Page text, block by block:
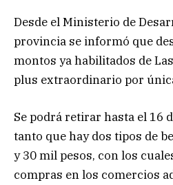
Desde el Ministerio de
provincia se informó que
montos ya habilitados de
plus extraordinario por
Se podrá retirar hasta el 16
tanto que hay dos tipos de
y 30 mil pesos, con los
compras en los comercios